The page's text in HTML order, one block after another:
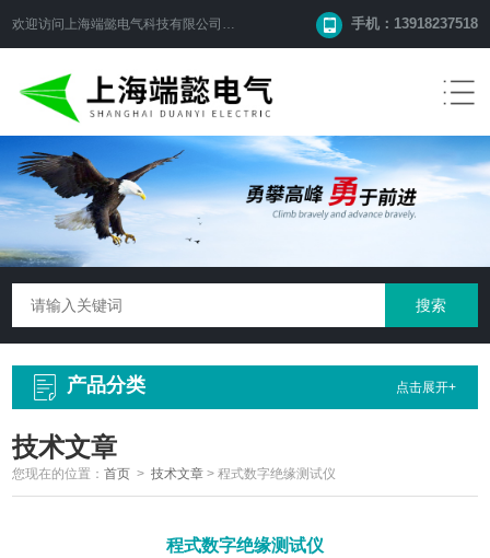
欢迎访问 上海端懿电气科技有限公司 网站！ 手机：13918237518
产品分类 点击展开+
技术文章
您现在的位置：首页 >技术文章 >程式数字绝缘测试仪
程式数字绝缘测试仪